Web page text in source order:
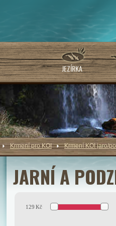
JEZÍRKA
JARNÍ A
Krmení pro KOI Krmení KOI jaro/
129 Kč